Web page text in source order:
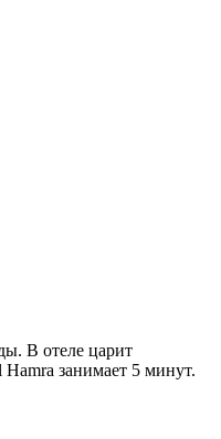
В отеле царит
занимает 5 минут.